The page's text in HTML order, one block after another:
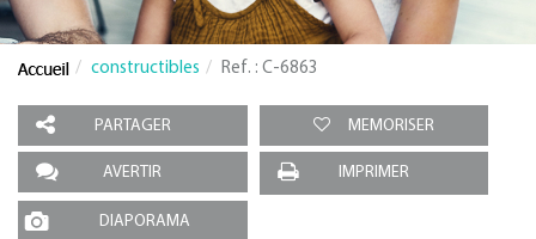
constructibles Ref. : C-6863
PARTAGER MEMORISER
AVERTIR IMPRIMER
DIAPORAMA